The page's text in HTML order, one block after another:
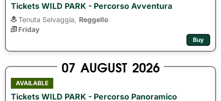
Tickets WILD PARK - Percorso Avventura
Tenuta Selvaggia,
Reggello
Friday
Buy
07 AUGUST 2026
AVAILABLE
Tickets WILD PARK - Percorso Panoramico